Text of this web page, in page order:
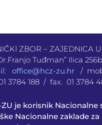
ZBOR – ZAJEDNICA
Tuđman” Ilica
office@hcz-zu.hr
/
3784 188 / fax. 01 3784
ZU je korisnik Nacionalne
Nacionalne zaklade za